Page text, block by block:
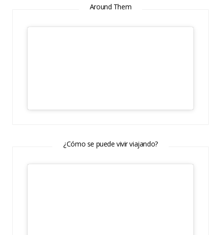
Around Them
¿Cómo se puede vivir viajando?